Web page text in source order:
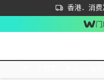
香港．消
立即成为易
首次APP下单买